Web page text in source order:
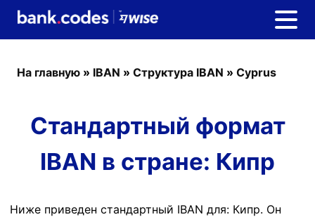
На главную » IBAN » Структура IBAN » Cyprus
Стандартный формат
IBAN в стране: Кипр
Ниже приведен стандартный IBAN для: Кипр. Он